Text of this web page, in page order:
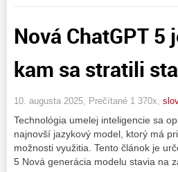
Nová ChatGPT
kam sa stratili
10. augusta 2025, Prečítané 1 370x,
Technológia umelej inteligencie sa
najnovší jazykový model, ktorý má
možnosti využitia. Tento článok je
5 Nová generácia modelu stavia na